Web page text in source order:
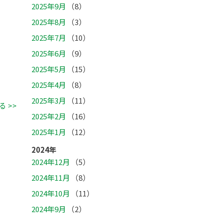
>>
2025年9月
（8）
2025年8月
（3）
2025年7月
（10）
2025年6月
（9）
2025年5月
（15）
2025年4月
（8）
2025年3月
（11）
2025年2月
（16）
2025年1月
（12）
2024年
2024年12月
（5）
2024年11月
（8）
2024年10月
（11）
2024年9月
（2）